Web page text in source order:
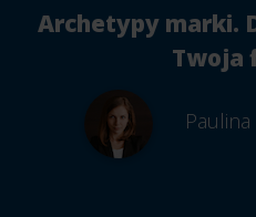
Archetypy marki.
Twoja